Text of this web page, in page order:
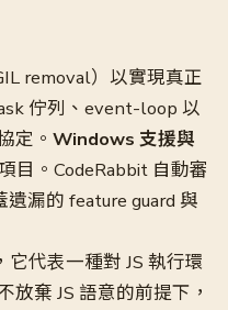
removal）以實現真正
佇列、event-loop 以
定。 Windows 支援與
目。CodeRabbit 自動審
漏的 feature guard 與
代表一種對 JS 執行環
棄 JS 語意的前提下，